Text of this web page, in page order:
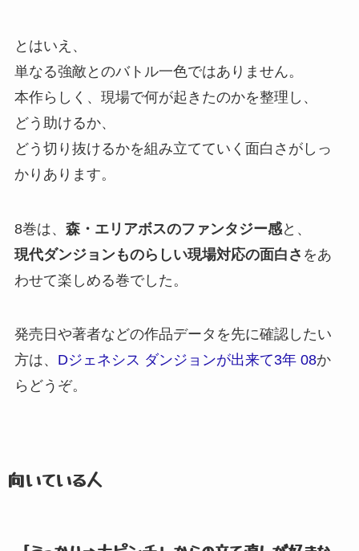
とはいえ、
単なる強敵とのバトル一色ではありません。
本作らしく、 現場で何が起きたのかを整理し、
どう助けるか、
どう切り抜けるかを組み立てていく面白さがしっ
かりあります。
8巻は、 森・エリアボスのファンタジー感と、
現代ダンジョンものらしい現場対応の面白さ をあ
わせて楽しめる巻でした。
発売日や著者などの作品データを先に確認したい
方は、 Dジェネシス ダンジョンが出来て3年 08か
らどうぞ。
向いている人